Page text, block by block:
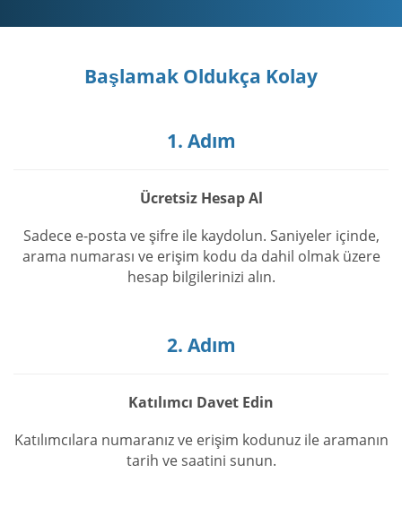
Başlamak Oldukça Kolay
1. Adım
Ücretsiz Hesap Al
Sadece e-posta ve şifre ile kaydolun. Saniyeler içinde,
arama numarası ve erişim kodu da dahil olmak üzere
hesap bilgilerinizi alın.
2. Adım
Katılımcı Davet Edin
Katılımcılara numaranız ve erişim kodunuz ile aramanın
tarih ve saatini sunun.